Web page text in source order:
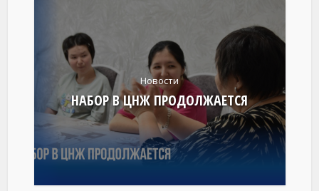
Новости
НАБОР В ЦНЖ ПРОДОЛЖАЕТСЯ